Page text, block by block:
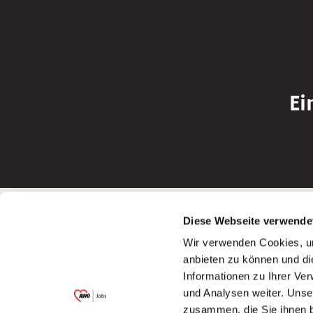
Diese Webseite
Wir verwenden Cookies,
anbieten zu können und
Informationen zu Ihrer
und Analysen weiter.
zusammen, die Sie ihnen
Garitz Bewirtschaftungsbetriebe GmbH
(Ein Tochterunternehmen des AWO
Bezirksverbandes Unterfranken e.V.)